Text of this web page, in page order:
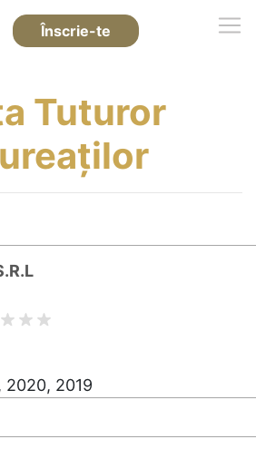
Înscrie-te
Tuturor
2020, 2019